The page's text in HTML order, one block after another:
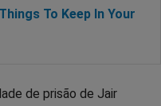
de prisão de Jair